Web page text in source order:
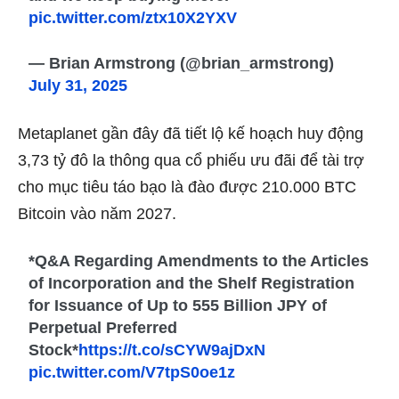
pic.twitter.com/ztx10X2YXV
— Brian Armstrong (@brian_armstrong)
July 31, 2025
Metaplanet gần đây đã tiết lộ kế hoạch huy động
3,73 tỷ đô la thông qua cổ phiếu ưu đãi để tài trợ
cho mục tiêu táo bạo là đào được 210.000 BTC
Bitcoin vào năm 2027.
*Q&A Regarding Amendments to the Articles
of Incorporation and the Shelf Registration
for Issuance of Up to 555 Billion JPY of
Perpetual Preferred
Stock*https://t.co/sCYW9ajDxN
pic.twitter.com/V7tpS0oe1z